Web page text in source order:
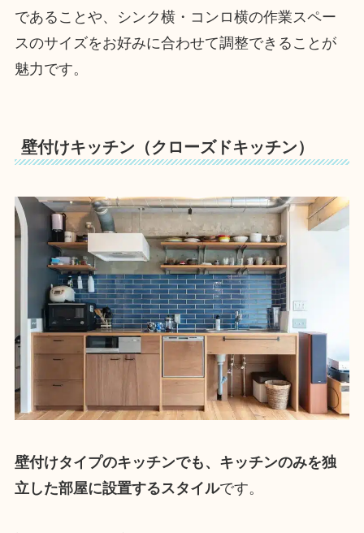
であることや、シンク横・コンロ横の作業スペー
スのサイズをお好みに合わせて調整できることが
魅力です。
壁付けキッチン（クローズドキッチン）
壁付けタイプのキッチンでも、キッチンのみを独
立した部屋に設置するスタイルです。